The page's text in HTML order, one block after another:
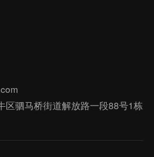
区驷马桥街道解放路一段88号1栋